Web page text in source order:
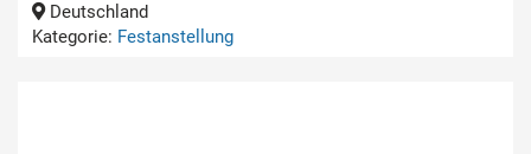
Deutschland
Kategorie: Festanstellung